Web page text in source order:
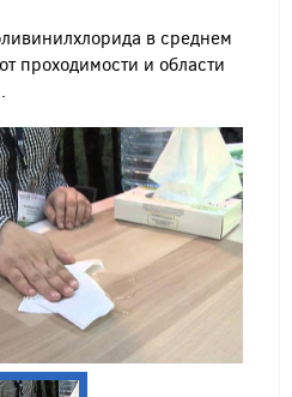
в среднем
проходимости и области